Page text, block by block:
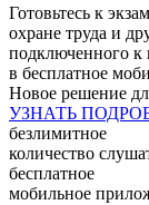
Готовьтесь к
охране труда и
подключенного к
в бесплатное
Новое решение
УЗНАТЬ
безлимитное
количество
бесплатное
мобильное